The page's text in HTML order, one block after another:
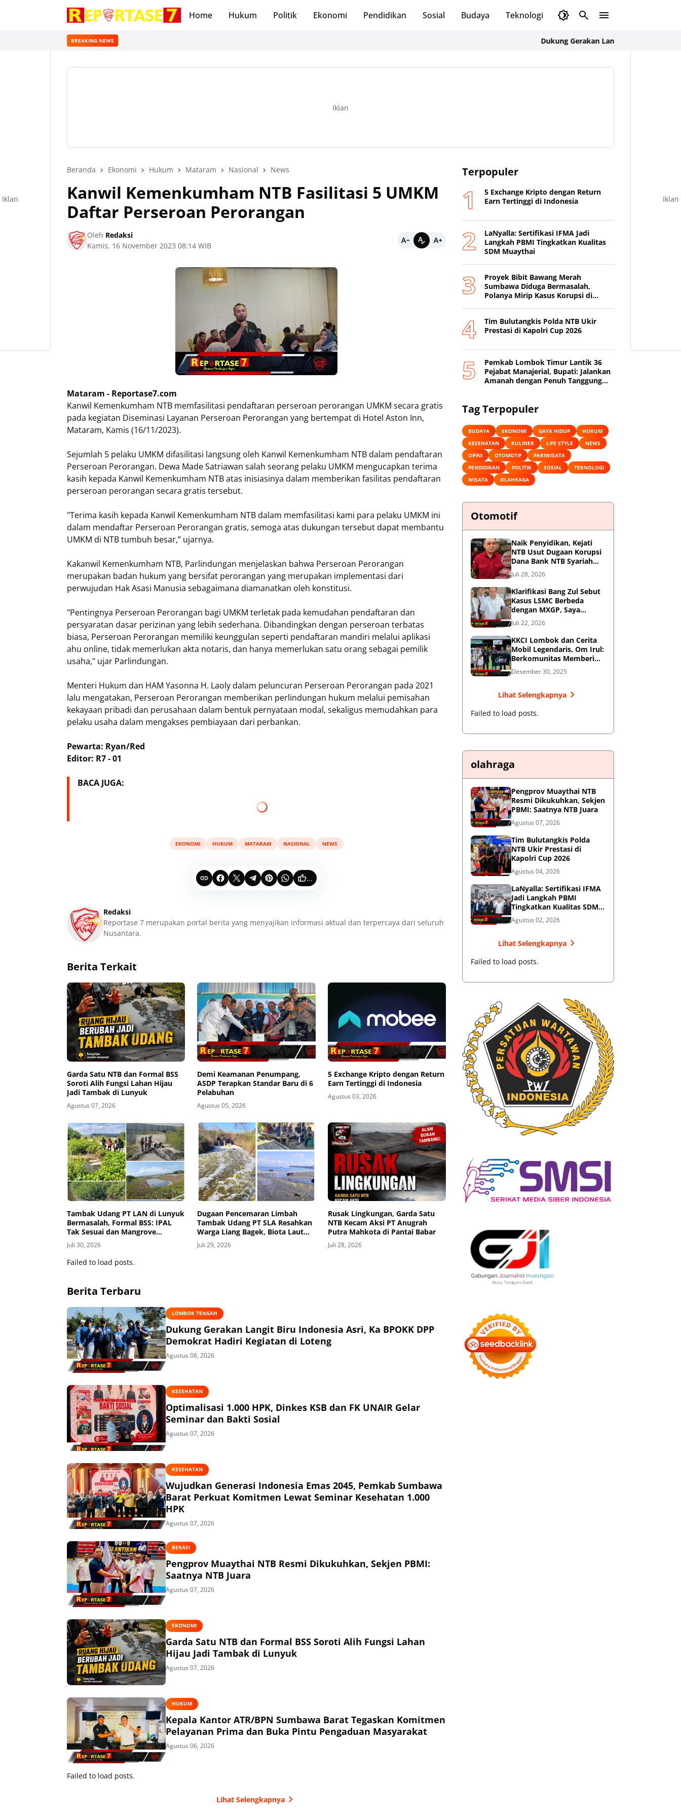
Home Hukum Politik Ekonomi Pendidikan Sosial Budaya Teknologi Olahraga
BREAKING NEWS Dukung Gerakan Langit Biru Indonesia Asri,
Iklan
Beranda Ekonomi Hukum Mataram Nasional News
Kanwil Kemenkumham NTB Fasilitasi 5 UMKM
Daftar Perseroan Perorangan
Oleh Redaksi
Kamis, 16 November 2023 08:14 WIB
Mataram - Reportase7.com
Kanwil Kemenkumham NTB memfasilitasi pendaftaran perseroan perorangan UMKM secara gratis
pada kegiatan Diseminasi Layanan Perseroan Perorangan yang bertempat di Hotel Aston Inn,
Mataram, Kamis (16/11/2023).
Sejumlah 5 pelaku UMKM difasilitasi langsung oleh Kanwil Kemenkumham NTB dalam pendaftaran
Perseroan Perorangan. Dewa Made Satriawan salah seorang pelaku UMKM mengucapkan terima
kasih kepada Kanwil Kemenkumham NTB atas inisiasinya dalam memberikan fasilitas pendaftaran
perseroan perorangan secara gratis tersebut.
"Terima kasih kepada Kanwil Kemenkumham NTB dalam memfasilitasi kami para pelaku UMKM ini
dalam mendaftar Perseroan Perorangan gratis, semoga atas dukungan tersebut dapat membantu
UMKM di NTB tumbuh besar,” ujarnya.
Kakanwil Kemenkumham NTB, Parlindungan menjelaskan bahwa Perseroan Perorangan
merupakan badan hukum yang bersifat perorangan yang merupakan implementasi dari
perwujudan Hak Asasi Manusia sebagaimana diamanatkan oleh konstitusi.
"Pentingnya Perseroan Perorangan bagi UMKM terletak pada kemudahan pendaftaran dan
persyaratan dasar perizinan yang lebih sederhana. Dibandingkan dengan perseroan terbatas
biasa, Perseroan Perorangan memiliki keunggulan seperti pendaftaran mandiri melalui aplikasi
ahu online, tidak memerlukan akta notaris, dan hanya memerlukan satu orang sebagai pemilik
usaha," ujar Parlindungan.
Menteri Hukum dan HAM Yasonna H. Laoly dalam peluncuran Perseroan Perorangan pada 2021
lalu mengatakan, Perseroan Perorangan memberikan perlindungan hukum melalui pemisahan
kekayaan pribadi dan perusahaan dalam bentuk pernyataan modal, sekaligus memudahkan para
pelaku usaha dalam mengakses pembiayaan dari perbankan.
Pewarta: Ryan/Red
Editor: R7 - 01
BACA JUGA:
EKONOMI HUKUM MATARAM NASIONAL NEWS
...
Redaksi
Reportase 7 merupakan portal berita yang menyajikan informasi aktual dan terpercaya dari seluruh
Nusantara.
Berita Terkait
Garda Satu NTB dan Formal BSS
Soroti Alih Fungsi Lahan Hijau
Jadi Tambak di Lunyuk
Agustus 07, 2026
Demi Keamanan Penumpang,
ASDP Terapkan Standar Baru di 6
Pelabuhan
Agustus 05, 2026
5 Exchange Kripto dengan Return
Earn Tertinggi di Indonesia
Agustus 03, 2026
Tambak Udang PT LAN di Lunyuk
Bermasalah, Formal BSS: IPAL
Tak Sesuai dan Mangrove
Dibabat
Juli 30, 2026
Dugaan Pencemaran Limbah
Tambak Udang PT SLA Resahkan
Warga Liang Bagek, Biota Laut
Mati, Anak-Anak Alami Gatal-
Gatal
Juli 29, 2026
Rusak Lingkungan, Garda Satu
NTB Kecam Aksi PT Anugrah
Putra Mahkota di Pantai Babar
Juli 28, 2026
Failed to load posts.
Berita Terbaru
LOMBOK TENGAH
Dukung Gerakan Langit Biru Indonesia Asri, Ka BPOKK DPP
Demokrat Hadiri Kegiatan di Loteng
Agustus 08, 2026
KESEHATAN
Optimalisasi 1.000 HPK, Dinkes KSB dan FK UNAIR Gelar
Seminar dan Bakti Sosial
Agustus 07, 2026
KESEHATAN
Wujudkan Generasi Indonesia Emas 2045, Pemkab Sumbawa
Barat Perkuat Komitmen Lewat Seminar Kesehatan 1.000
HPK
Agustus 07, 2026
BEKASI
Pengprov Muaythai NTB Resmi Dikukuhkan, Sekjen PBMI:
Saatnya NTB Juara
Agustus 07, 2026
EKONOMI
Garda Satu NTB dan Formal BSS Soroti Alih Fungsi Lahan
Hijau Jadi Tambak di Lunyuk
Agustus 07, 2026
HUKUM
Kepala Kantor ATR/BPN Sumbawa Barat Tegaskan Komitmen
Pelayanan Prima dan Buka Pintu Pengaduan Masyarakat
Agustus 06, 2026
Failed to load posts.
Lihat Selengkapnya
Terpopuler
5 Exchange Kripto dengan Return
Earn Tertinggi di Indonesia
LaNyalla: Sertifikasi IFMA Jadi
Langkah PBMI Tingkatkan Kualitas
SDM Muaythai
Proyek Bibit Bawang Merah
Sumbawa Diduga Bermasalah,
Polanya Mirip Kasus Korupsi di
Tim Bulutangkis Polda NTB Ukir
Prestasi di Kapolri Cup 2026
Pemkab Lombok Timur Lantik 36
Pejabat Manajerial, Bupati: Jalankan
Amanah dengan Penuh Tanggung
Tag Terpopuler
BUDAYA EKONOMI GAYA HIDUP
HUKUM
KESEHATAN
KULINER LIFE STYLE
NEWS
OPINI
OTOMOTIF
PARIWISATA
PENDIDIKAN
POLITIK SOSIAL
TEKNOLOGI
WISATA
OLAHRAGA
Otomotif
Naik Penyidikan, Kejati
NTB Usut Dugaan Korupsi
Dana Bank NTB Syariah
untuk MXGP 2023
Juli 28, 2026
Klarifikasi Bang Zul Sebut
Kasus LSMC Berbeda
dengan MXGP, Saya
Dipanggil Sebagai Saksi
Juli 22, 2026
KKCI Lombok dan Cerita
Mobil Legendaris, Om Irul:
Berkomunitas Memberi
Manfaat dan Membangun
Imej Positif
Desember 30, 2025
Lihat Selengkapnya
Failed to load posts.
olahraga
Pengprov Muaythai NTB
Resmi Dikukuhkan, Sekjen
PBMI: Saatnya NTB Juara
Agustus 07, 2026
Tim Bulutangkis Polda
NTB Ukir Prestasi di
Kapolri Cup 2026
Agustus 04, 2026
LaNyalla: Sertifikasi IFMA
Jadi Langkah PBMI
Tingkatkan Kualitas SDM
Muaythai
Agustus 02, 2026
Lihat Selengkapnya
Failed to load posts.
Iklan Iklan